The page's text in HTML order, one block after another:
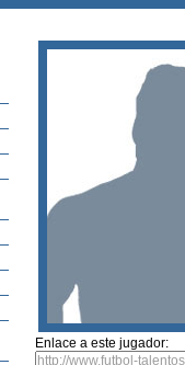
Enlace a este jugador: